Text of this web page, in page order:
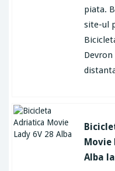
piata.
site-ul
Movie
Alba